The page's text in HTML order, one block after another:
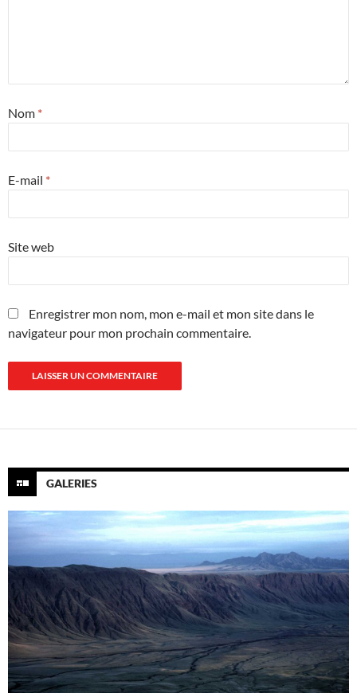
Nom *
E-mail *
Site web
Enregistrer mon nom, mon e-mail et mon site dans le
navigateur pour mon prochain commentaire.
GALERIES